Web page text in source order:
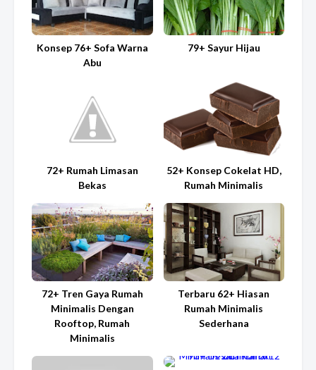
Konsep 76+ Sofa Warna
Abu
79+ Sayur Hijau
72+ Rumah Limasan
Bekas
52+ Konsep Cokelat HD,
Rumah Minimalis
72+ Tren Gaya Rumah
Minimalis Dengan
Rooftop, Rumah
Minimalis
Terbaru 62+ Hiasan
Rumah Minimalis
Sederhana